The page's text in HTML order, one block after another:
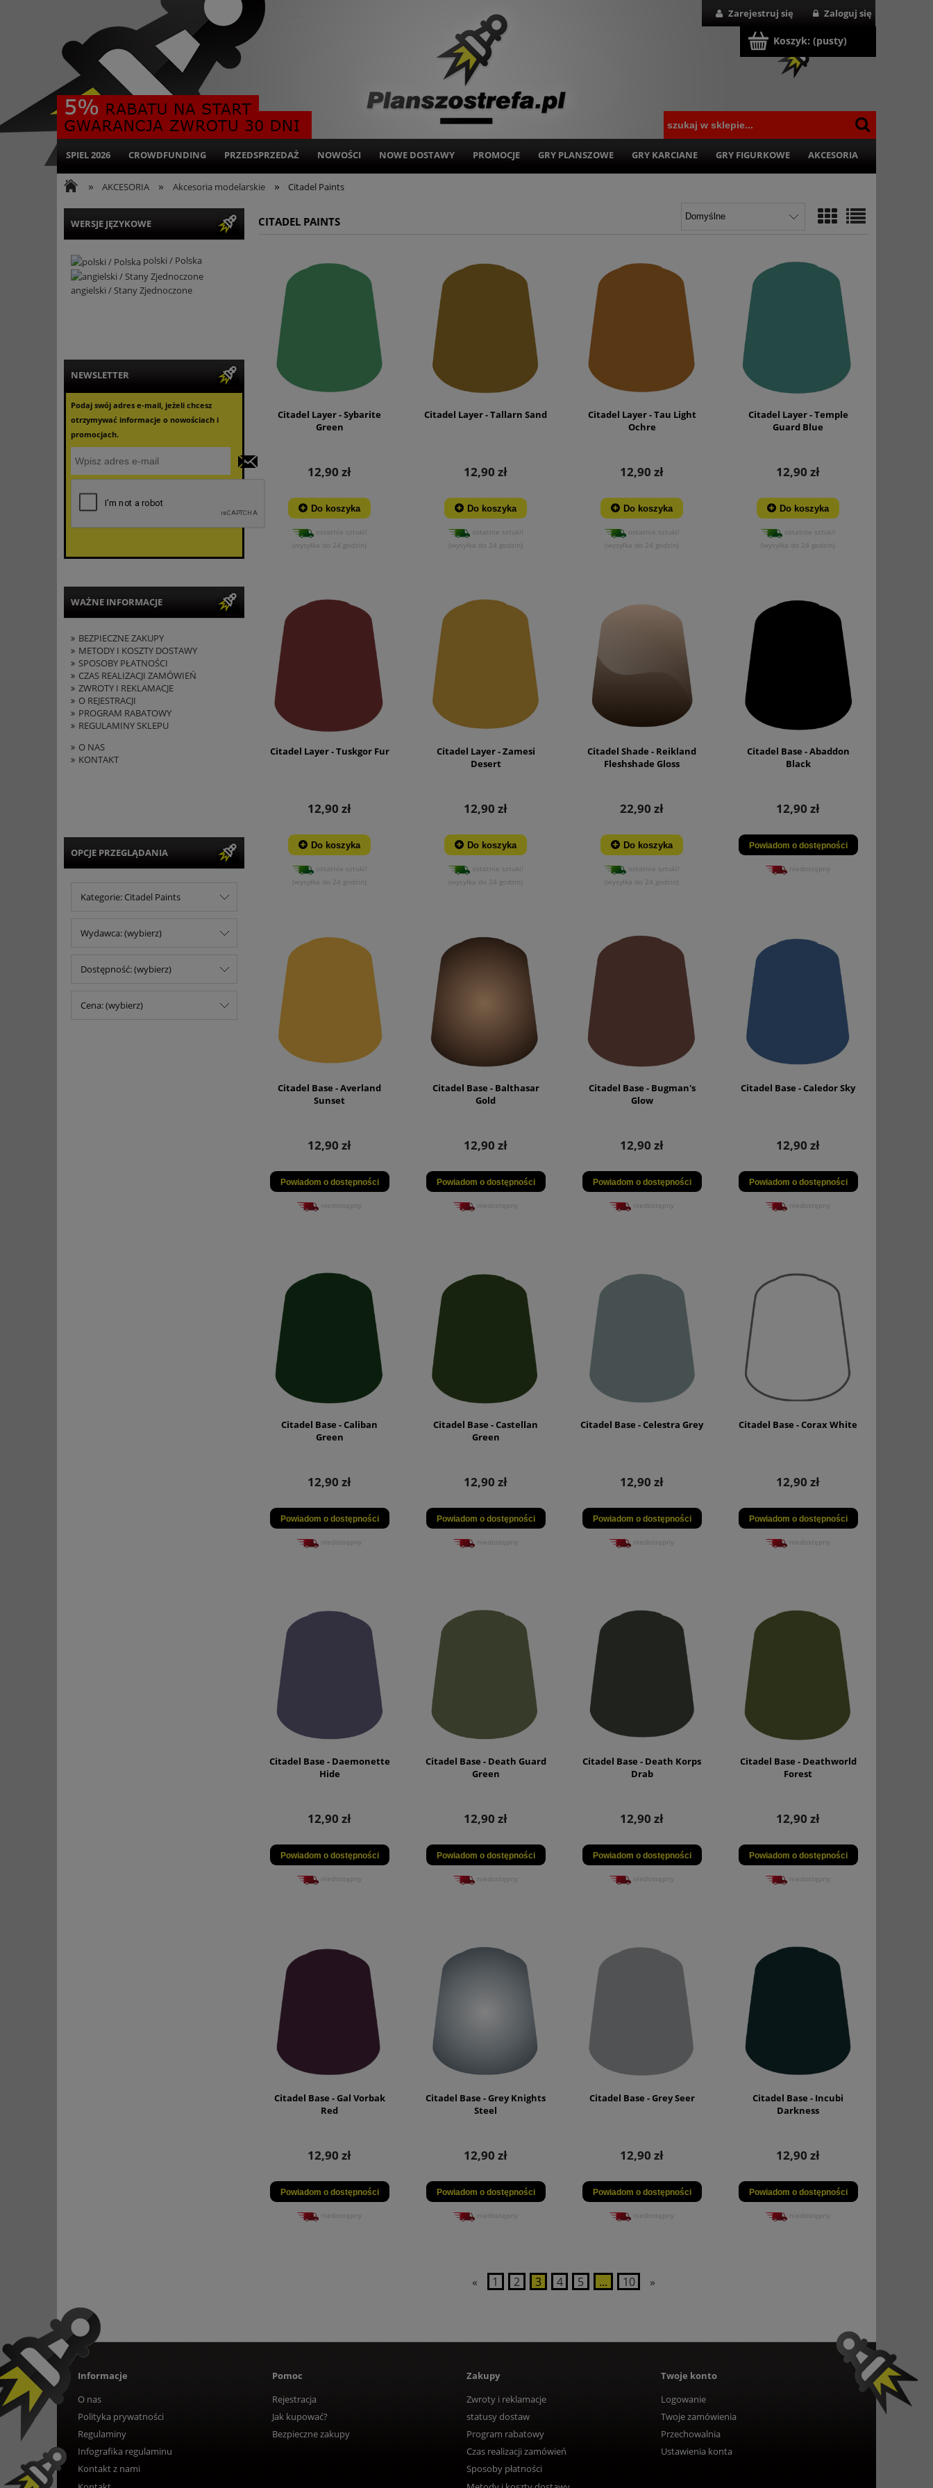
Zarejestruj się Zaloguj się
Koszyk: (pusty)
SPIEL 2026 CROWDFUNDING PRZEDSPRZEDAŻ NOWOŚCI NOWE DOSTAWY PROMOCJE GRY PLANSZOWE GRY KARCIANE GRY FIGURKOWE AKCESORIA
» AKCESORIA » Akcesoria modelarskie » Citadel Paints
WERSJE JĘZYKOWE
polski / Polska
angielski / Stany Zjednoczone
NEWSLETTER
Podaj swój adres e-mail, jeżeli chcesz
otrzymywać informacje o nowościach i
promocjach.
WAŻNE INFORMACJE
BEZPIECZNE ZAKUPY
METODY I KOSZTY DOSTAWY
SPOSOBY PŁATNOŚCI
CZAS REALIZACJI ZAMÓWIEŃ
ZWROTY I REKLAMACJE
O REJESTRACJI
PROGRAM RABATOWY
REGULAMINY SKLEPU
O NAS
KONTAKT
OPCJE PRZEGLĄDANIA
Kategorie: Citadel Paints
Wydawca: (wybierz)
Dostępność: (wybierz)
Cena: (wybierz)
CITADEL PAINTS
Citadel Layer - Sybarite
Green
12,90 zł
Do koszyka
ostatnie sztuki!
(wysyłka do 24 godzin)
Citadel Layer - Tallarn Sand
12,90 zł
Do koszyka
ostatnie sztuki!
(wysyłka do 24 godzin)
Citadel Layer - Tau Light
Ochre
12,90 zł
Do koszyka
ostatnie sztuki!
(wysyłka do 24 godzin)
Citadel Layer - Temple
Guard Blue
12,90 zł
Do koszyka
ostatnie sztuki!
(wysyłka do 24 godzin)
Citadel Layer - Tuskgor Fur
12,90 zł
Do koszyka
ostatnie sztuki!
(wysyłka do 24 godzin)
Citadel Layer - Zamesi
Desert
12,90 zł
Do koszyka
ostatnie sztuki!
(wysyłka do 24 godzin)
Citadel Shade - Reikland
Fleshshade Gloss
22,90 zł
Do koszyka
ostatnie sztuki!
(wysyłka do 24 godzin)
Citadel Base - Abaddon
Black
12,90 zł
Powiadom o dostępności
niedostępny
Citadel Base - Averland
Sunset
12,90 zł
Powiadom o dostępności
niedostępny
Citadel Base - Balthasar
Gold
12,90 zł
Powiadom o dostępności
niedostępny
Citadel Base - Bugman's
Glow
12,90 zł
Powiadom o dostępności
niedostępny
Citadel Base - Caledor Sky
12,90 zł
Powiadom o dostępności
niedostępny
Citadel Base - Caliban
Green
12,90 zł
Powiadom o dostępności
niedostępny
Citadel Base - Castellan
Green
12,90 zł
Powiadom o dostępności
niedostępny
Citadel Base - Celestra Grey
12,90 zł
Powiadom o dostępności
niedostępny
Citadel Base - Corax White
12,90 zł
Powiadom o dostępności
niedostępny
Citadel Base - Daemonette
Hide
12,90 zł
Powiadom o dostępności
niedostępny
Citadel Base - Death Guard
Green
12,90 zł
Powiadom o dostępności
niedostępny
Citadel Base - Death Korps
Drab
12,90 zł
Powiadom o dostępności
niedostępny
Citadel Base - Deathworld
Forest
12,90 zł
Powiadom o dostępności
niedostępny
Citadel Base - Gal Vorbak
Red
12,90 zł
Powiadom o dostępności
niedostępny
Citadel Base - Grey Knights
Steel
12,90 zł
Powiadom o dostępności
niedostępny
Citadel Base - Grey Seer
12,90 zł
Powiadom o dostępności
niedostępny
Citadel Base - Incubi
Darkness
12,90 zł
Powiadom o dostępności
niedostępny
« 1 2 3 4 5 ... 10 »
Informacje
O nas
Polityka prywatności
Regulaminy
Infografika regulaminu
Kontakt z nami
Pomoc
Rejestracja
Jak kupować?
Bezpieczne zakupy
Zakupy
Zwroty i reklamacje
statusy dostaw
Program rabatowy
Czas realizacji zamówień
Sposoby płatności
Twoje konto
Logowanie
Twoje zamówienia
Przechowalnia
Ustawienia konta